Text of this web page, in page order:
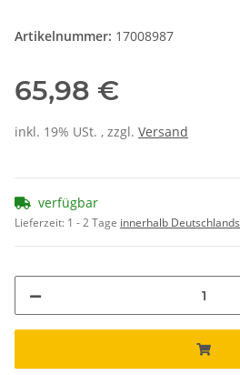
Artikelnummer: 17008987
65,98 €
inkl. 19% USt. , zzgl. Versand
verfügbar
Lieferzeit: 1 - 2 Tage innerhalb Deutschlands